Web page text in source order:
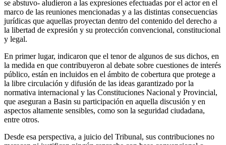
se abstuvo- aludieron a las expresiones efectuadas por el actor en el
marco de las reuniones mencionadas y a las distintas consecuencias
jurídicas que aquellas proyectan dentro del contenido del derecho a
la libertad de expresión y su protección convencional, constitucional
y legal.
En primer lugar, indicaron que el tenor de algunos de sus dichos, en
la medida en que contribuyeron al debate sobre cuestiones de interés
público, están en incluidos en el ámbito de cobertura que protege a
la libre circulación y difusión de las ideas garantizado por la
normativa internacional y las Constituciones Nacional y Provincial,
que aseguran a Basin su participación en aquella discusión y en
aspectos altamente sensibles, como son la seguridad ciudadana,
entre otros.
Desde esa perspectiva, a juicio del Tribunal, sus contribuciones no